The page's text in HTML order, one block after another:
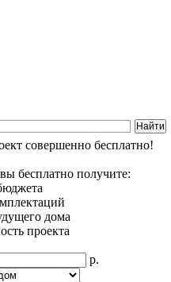
совершенно бесплатно!
бесплатно получите:
дома
проекта
р.